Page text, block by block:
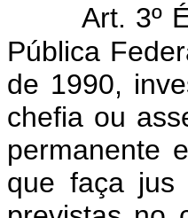
Art. 3º
Pública
de 1990,
chefia ou
permanente
que faça jus